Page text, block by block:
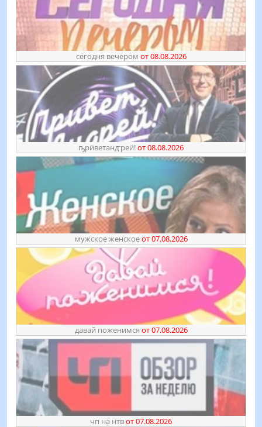
сегодня вечером от 08.08.2026
ҧрӥветанꙣреӥ!от 08.08.2026
мужское женскоеот 07.08.2026
давай поженимся от 07.08.2026
чп на нтвот 07.08.2026